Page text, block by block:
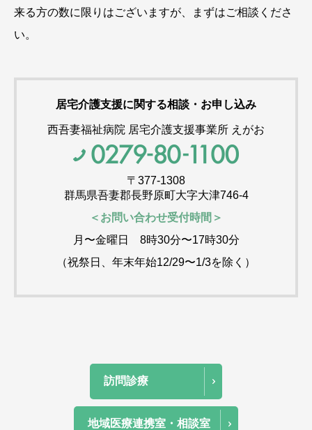
来る方の数に限りはございますが、まずはご相談くださ
い。
居宅介護支援に関する相談・お申し込み
西吾妻福祉病院 居宅介護支援事業所 えがお
〒377-1308
群馬県吾妻郡長野原町大字大津746-4
＜お問い合わせ受付時間＞
月〜金曜日 8時30分〜17時30分
（祝祭日、年末年始12/29〜1/3を除く）
訪問診療
地域医療連携室・相談室